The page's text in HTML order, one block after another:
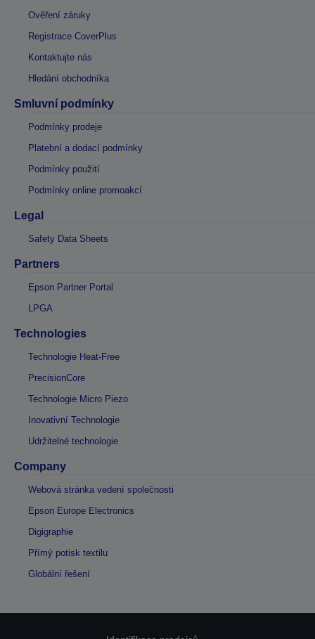
Ověření záruky
Registrace CoverPlus
Kontaktujte nás
Hledání obchodníka
Smluvní podmínky
Podmínky prodeje
Platební a dodací podmínky
Podmínky použití
Podmínky online promoakcí
Legal
Safety Data Sheets
Partners
Epson Partner Portal
LPGA
Technologies
Technologie Heat-Free
PrecisionCore
Technologie Micro Piezo
Inovativní Technologie
Udržitelné technologie
Company
Webová stránka vedení společnosti
Epson Europe Electronics
Digigraphie
Přímý potisk textilu
Globální řešení